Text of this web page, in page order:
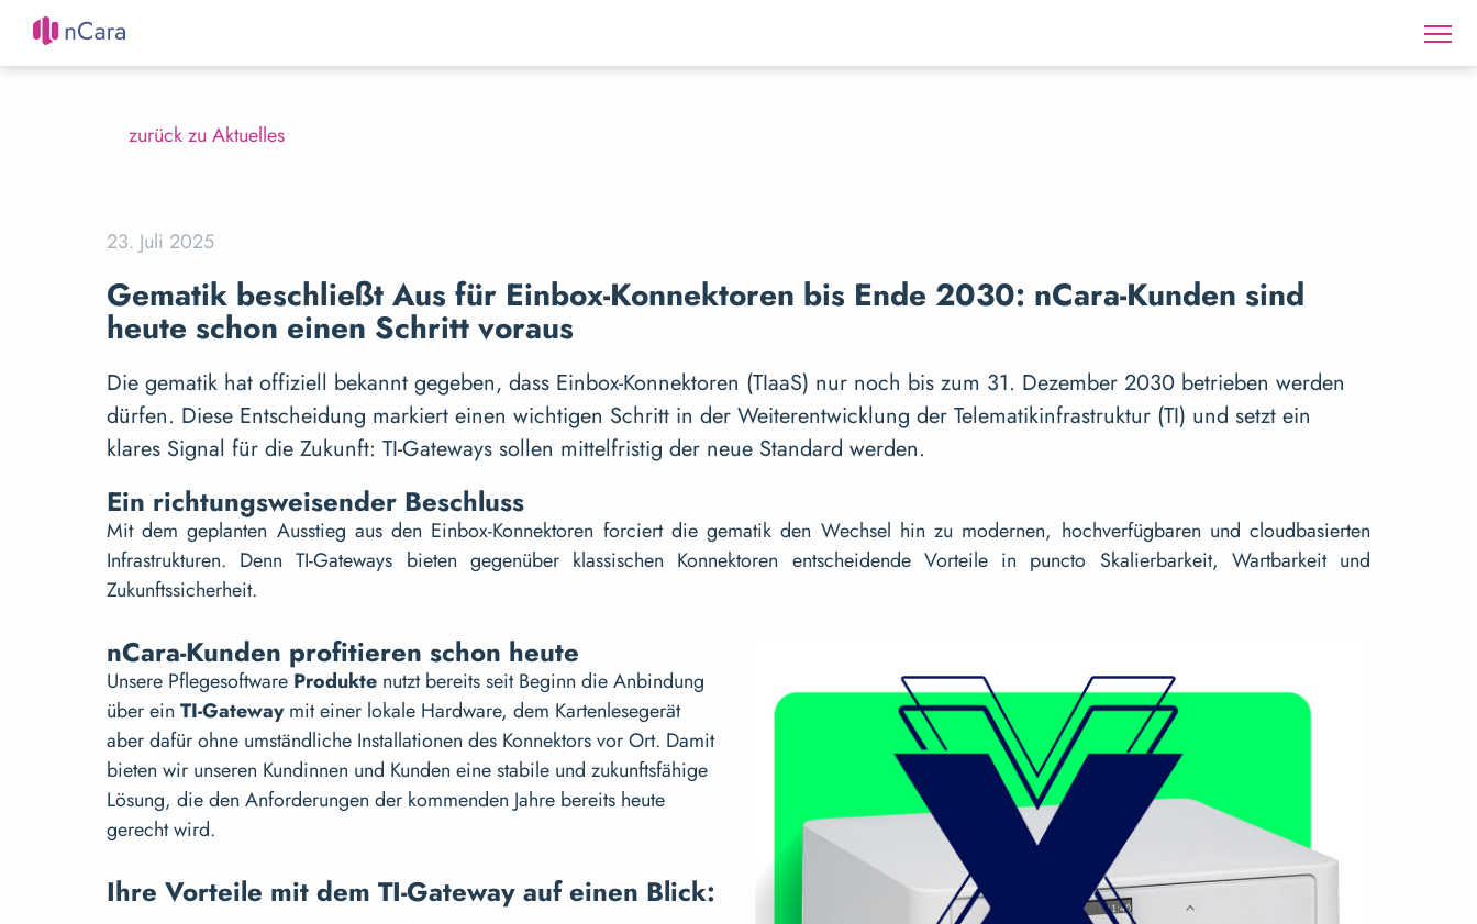
zurück zu Aktuelles
23. Juli 2025
Gematik beschließt Aus für Einbox-Konnektoren bis Ende 2030: nCara-Kunden sind
heute schon einen Schritt voraus
Die gematik hat offiziell bekannt gegeben, dass Einbox-Konnektoren (TIaaS) nur noch bis zum 31. Dezember 2030 betrieben werden
dürfen. Diese Entscheidung markiert einen wichtigen Schritt in der Weiterentwicklung der Telematikinfrastruktur (TI) und setzt ein
klares Signal für die Zukunft: TI-Gateways sollen mittelfristig der neue Standard werden.
Ein richtungsweisender Beschluss
Mit dem geplanten Ausstieg aus den Einbox-Konnektoren forciert die gematik den Wechsel hin zu modernen, hochverfügbaren und cloudbasierten
Infrastrukturen. Denn TI-Gateways bieten gegenüber klassischen Konnektoren entscheidende Vorteile in puncto Skalierbarkeit, Wartbarkeit und
Zukunftssicherheit.
nCara-Kunden profitieren schon heute
Unsere Pflegesoftware Produkte nutzt bereits seit Beginn die Anbindung
über ein TI-Gatewaymit einer lokale Hardware, dem Kartenlesegerät
aber dafür ohne umständliche Installationen des Konnektors vor Ort. Damit
bieten wir unseren Kundinnen und Kunden eine stabile und zukunftsfähige
Lösung, die den Anforderungen der kommenden Jahre bereits heute
gerecht wird.
Ihre Vorteile mit dem TI-Gateway auf einen Blick: